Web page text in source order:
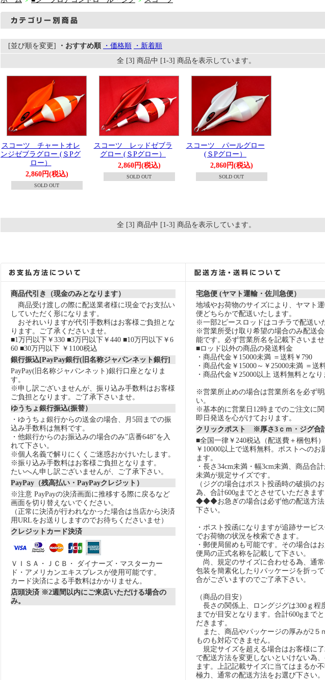
[並び順を変更] ・おすすめ順 ・価格順
・新着順
全 [3] 商品中 [1-3] 商品を表示しています。
スコーツ チャートオレ
ンジゼブラグロー (ＳPグ
ロー）
2,860円(税込)
SOLD OUT
スコーツ レッドゼブラ
グロー (ＳPグロー）
2,860円(税込)
SOLD OUT
スコーツ パールグロー
(ＳPグロー）
2,860円(税込)
SOLD OUT
全 [3] 商品中 [1-3] 商品を表示しています。
商品代引き（現金のみとなります）
商品受け渡しの際に配送業者様に現金でお支払い
していただく形になります。
おそれいりますが代引手数料はお客様ご負担とな
ります。ご了承くださいませ。
■1万円以下￥330 ■3万円以下￥440 ■10万円以下￥6
60 ■30万円以下 ￥1100税込
銀行振込[PayPay銀行(旧名称ジャパンネット銀行]
PayPay(旧名称ジャパンネット)銀行口座となりま
す。
※申し訳ございませんが、振り込み手数料はお客様
ご負担となります。ご了承下さいませ。
ゆうちょ銀行振込(振替）
・ゆうちょ銀行からの送金の場合、月5回までの振
込み手数料は無料です。
・他銀行からのお振込みの場合のみ”店番648”を入
れて下さい。
※個人名義で解りにくくご迷惑おかけいたします。
※振り込み手数料はお客様ご負担となります。
たいへん申し訳ございませんが、ご了承下さい。
PayPay（残高払い・PayPayクレジット）
※注意 PayPayの決済画面に推移する際に戻るなど
画面を切り替えないでください。
（正常に決済が行われなかった場合は当店から決済
用URLをお送りしますのでお待ちくださいませ）
クレジットカード決済
ＶＩＳＡ・ＪＣＢ・ ダイナーズ・マスターカー
ド・アメリカンエキスプレスが使用可能です。
カード決済による手数料はかかりません。
店頭決済 ※2週間以内にご来店いただける場合の
み。
宅急便 (ヤマト運輸・佐川急便）
地域やお荷物のサイズにより、ヤマト
便どちらかで配送いたします。
※一部2ピースロッドはコチラで配送い
※営業所受け取り希望の場合のみ配送
能です。必ず営業所名を記載下さいませ
■ロッド以外の商品の発送料金
・商品代金￥15000未満 ＝送料￥790
・商品代金￥15000～￥25000未満 ＝送
・商品代金￥25000以上 送料無料となり
※営業所止めの場合は営業所名を必ず明
い。
※基本的に営業日12時までのご注文に
即日発送を心がけております。
クリックポスト ※厚さ3ｃｍ・ジグ合
■全国一律￥240税込（配送費＋梱包料）
￥10000以上で送料無料。ポストへのお
ます。
・長さ34cm未満・幅3cm未満、商品合
未満が規定サイズです。
（ジグの場合はポスト投函時の破損の
為、合計600gまでとさせていただきます
◆◆◆お急ぎの場合は必ず他の配送方法
下さい。
・ポスト投函になりますが追跡サービ
でお荷物の状況を検索できます。
・郵便局留めも可能です。その場合は
便局の正式名称を記載して下さい。
尚、規定のサイズに合わせる為、通常
包装を簡素化したりパッケージを折っ
合がございますのでご了承下さい。
（商品の目安）
長さの関係上、ロングジグは300ｇ程
までが目安となります。合計600gまで
だきます。
また、商品やパッケージの厚みが2５
ものも対応できません。
規定サイズを超える場合はお客様に
で配送方法を変更しないといけない為
ます。上記記載サイズに当てはまるか
極力、通常の配送方法をお選び下さい。